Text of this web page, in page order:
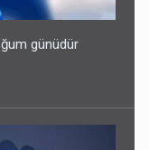
günüdür